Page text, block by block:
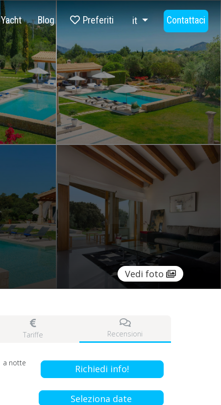
Yacht Blog Preferiti it Contattaci
Vedi foto
Tariffe Recensioni
a notte
Richiedi info!
Seleziona date